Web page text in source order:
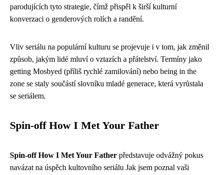
parodujících tyto strategie, čímž přispěl k širší kulturní
konverzaci o genderových rolích a randění.
Vliv seriálu na populární kulturu se projevuje i v tom, jak změnil
způsob, jakým lidé mluví o vztazích a přátelství. Termíny jako
getting Mosbyed (příliš rychlé zamilování) nebo being in the
zone se staly součástí slovníku mladé generace, která vyrůstala
se seriálem.
Spin-off How I Met Your Father
Spin-off How I Met Your Father představuje odvážný pokus
navázat na úspěch kultovního seriálu Jak jsem poznal vaši